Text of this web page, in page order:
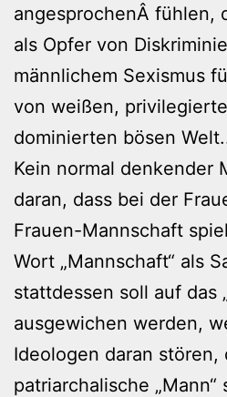
angesprochenÂ fühlen,
als Opfer von
männlichem Sexismus
von weißen,
dominierten bösen
Kein normal denkender
daran, dass bei der
Frauen-Mannschaft
Wort „Mannschaft“ als
stattdessen soll auf das
ausgewichen werden,
Ideologen daran stören,
patriarchalische